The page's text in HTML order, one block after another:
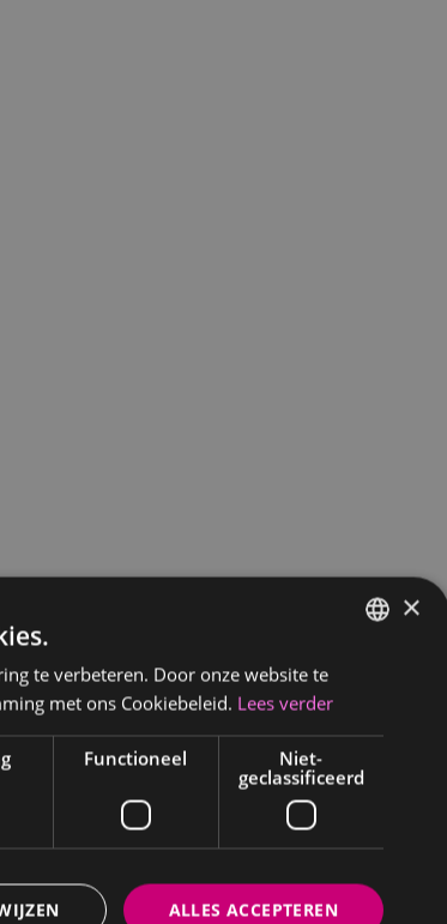
×
te verbeteren. Door onze website te
met ons Cookiebeleid. Lees verder
Functioneel
Niet-
geclassificeerd
ALLES ACCEPTEREN